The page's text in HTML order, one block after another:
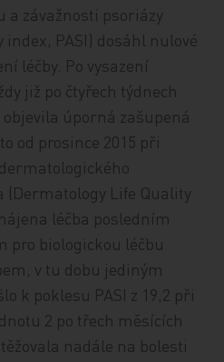
a závažnosti psoriázy
PASI) dosáhl nulové
léčby. Po vysazení
již po čtyřech týdnech
úporná zašupená
od prosince 2015 při
Life Quality
léčba posledním
pro biologickou léčbu
v tu dobu jediným
k poklesu PASI z 19,2 při
2 po třech měsících
nadále na bolesti